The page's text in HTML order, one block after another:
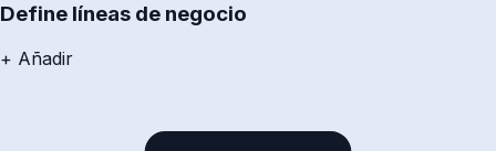
Define líneas de negocio
+ Añadir